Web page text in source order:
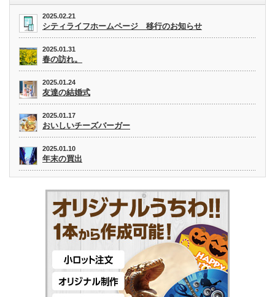
2025.02.21
シティライフホームページ 移行のお知らせ
2025.01.31
春の訪れ。
2025.01.24
友達の結婚式
2025.01.17
おいしいチーズバーガー
2025.01.10
年末の買出